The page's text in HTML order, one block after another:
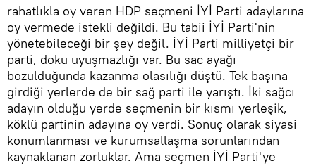
rahatlıkla oy veren HDP seçmeni İYİ Parti adaylarına
oy vermede istekli değildi. Bu tabii İYİ Parti'nin
yönetebileceği bir şey değil. İYİ Parti milliyetçi bir
parti, doku uyuşmazlığı var. Bu sac ayağı
bozulduğunda kazanma olasılığı düştü. Tek başına
girdiği yerlerde de bir sağ parti ile yarıştı. İki sağcı
adayın olduğu yerde seçmenin bir kısmı yerleşik,
köklü partinin adayına oy verdi. Sonuç olarak siyasi
konumlanması ve kurumsallaşma sorunlarından
kaynaklanan zorluklar. Ama seçmen İYİ Parti'ye